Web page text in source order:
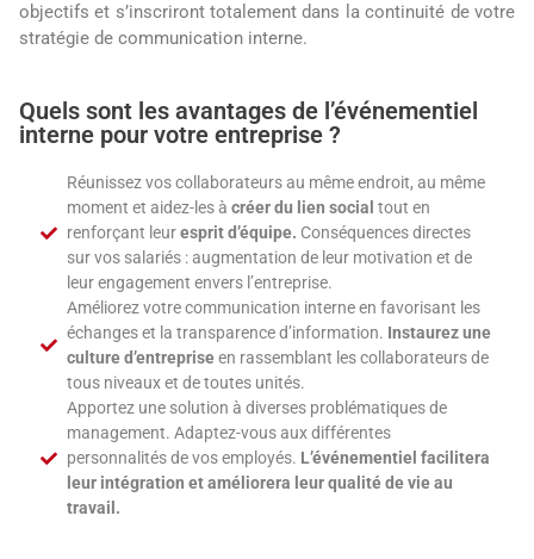
objectifs et s’inscriront totalement dans la continuité de votre
stratégie de communication interne.
Quels sont les avantages de l’événementiel
interne pour votre entreprise ?
Réunissez vos collaborateurs au même endroit, au même
moment et aidez-les àcréer du lien socialtout en
renforçant leuresprit d’équipe. Conséquences directes
sur vos salariés : augmentation de leur motivation et de
leur engagement envers l’entreprise.
Améliorez votre communication interne en favorisant les
échanges et la transparence d’information. Instaurez une
culture d’entrepriseen rassemblant les collaborateurs de
tous niveaux et de toutes unités.
Apportez une solution à diverses problématiques de
management. Adaptez-vous aux différentes
personnalités de vos employés. L’événementiel facilitera
leur intégration et améliorera leur qualité de vie au
travail.